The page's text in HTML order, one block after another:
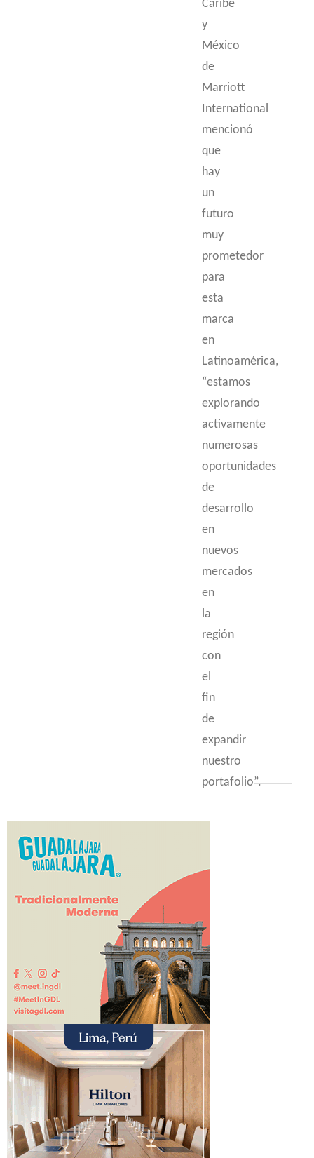
Caribe
y
México
de
Marriott
International
mencionó
que
hay
un
futuro
muy
prometedor
para
esta
marca
en
Latinoamérica,
“estamos
explorando
activamente
numerosas
oportunidades
de
desarrollo
en
nuevos
mercados
en
la
región
con
el
fin
de
expandir
nuestro
portafolio”.